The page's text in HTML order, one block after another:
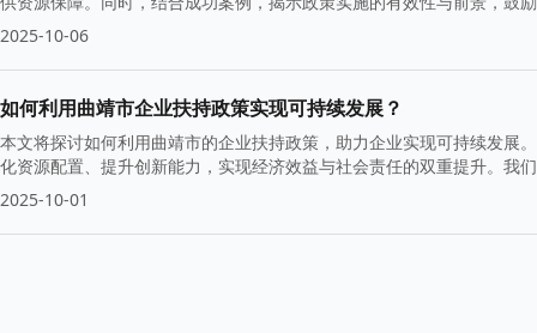
2025-10-06
如何利用曲靖市企业扶持政策实现可持续发展？
本文将探讨如何利用曲靖市的企业扶持政策，助力企业实现可持续发展
化资源配置、提升创新能力，实现经济效益与社会责任的双重提升。我
2025-10-01